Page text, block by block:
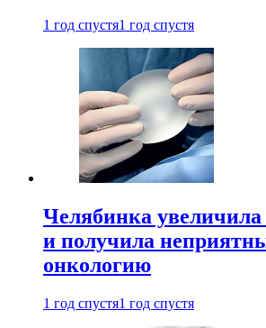
1 год спустя1 год спустя
Челябинка увеличила
и получила
онкологию
1 год спустя1 год спустя